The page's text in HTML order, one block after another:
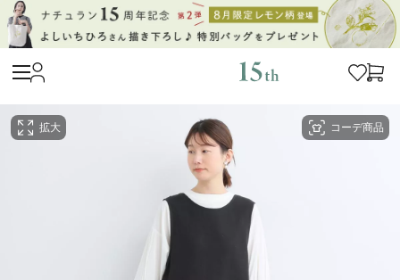
コーデ商品
拡大